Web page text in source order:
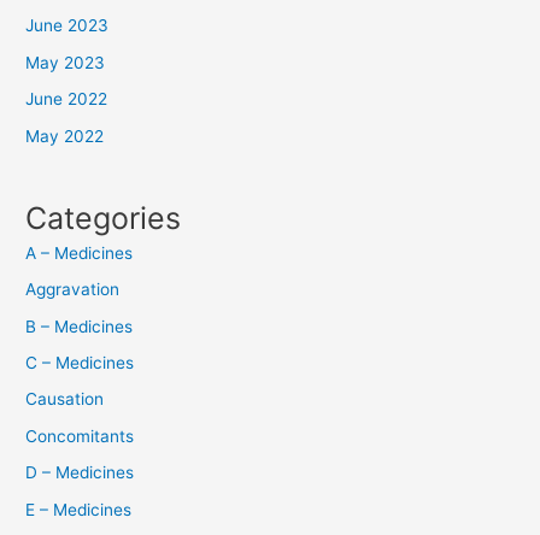
June 2023
May 2023
June 2022
May 2022
Categories
A – Medicines
Aggravation
B – Medicines
C – Medicines
Causation
Concomitants
D – Medicines
E – Medicines